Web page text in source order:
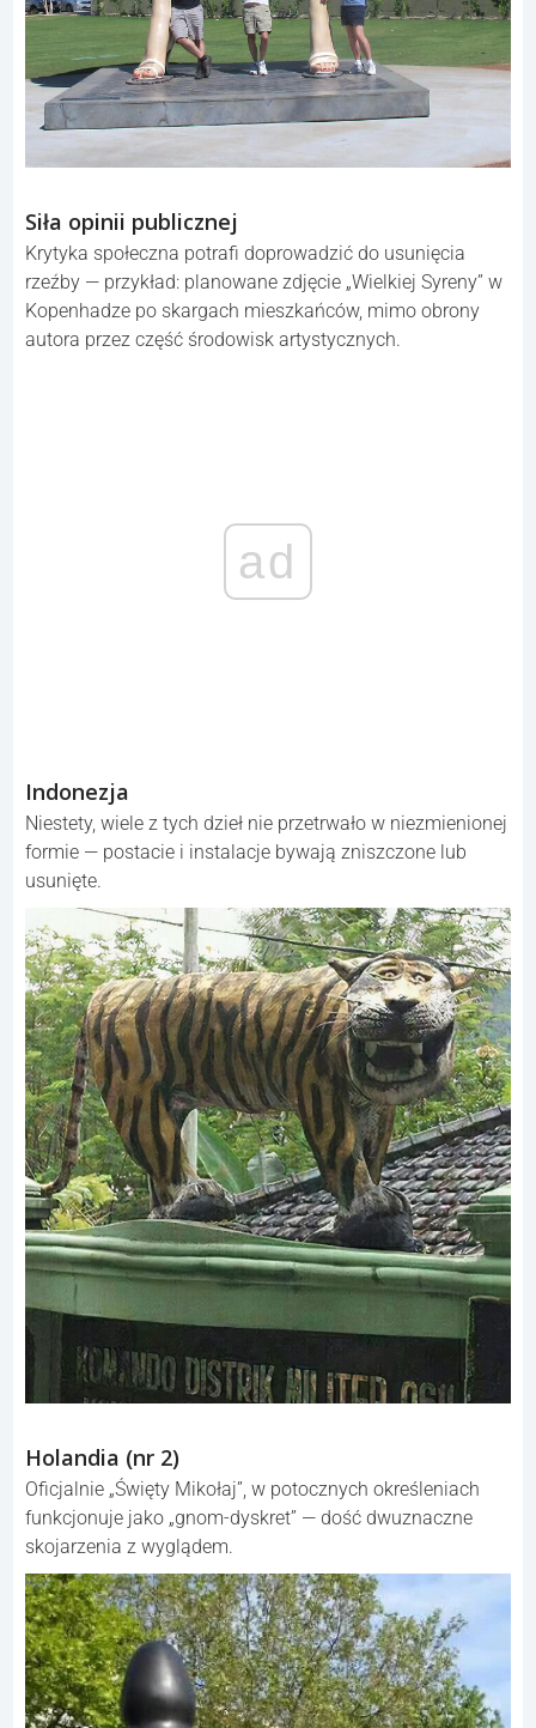
Siła opinii publicznej
Krytyka społeczna potrafi doprowadzić do usunięcia
rzeźby — przykład: planowane zdjęcie „Wielkiej Syreny” w
Kopenhadze po skargach mieszkańców, mimo obrony
autora przez część środowisk artystycznych.
ad
Indonezja
Niestety, wiele z tych dzieł nie przetrwało w niezmienionej
formie — postacie i instalacje bywają zniszczone lub
usunięte.
Holandia (nr 2)
Oficjalnie „Święty Mikołaj”, w potocznych określeniach
funkcjonuje jako „gnom-dyskret” — dość dwuznaczne
skojarzenia z wyglądem.